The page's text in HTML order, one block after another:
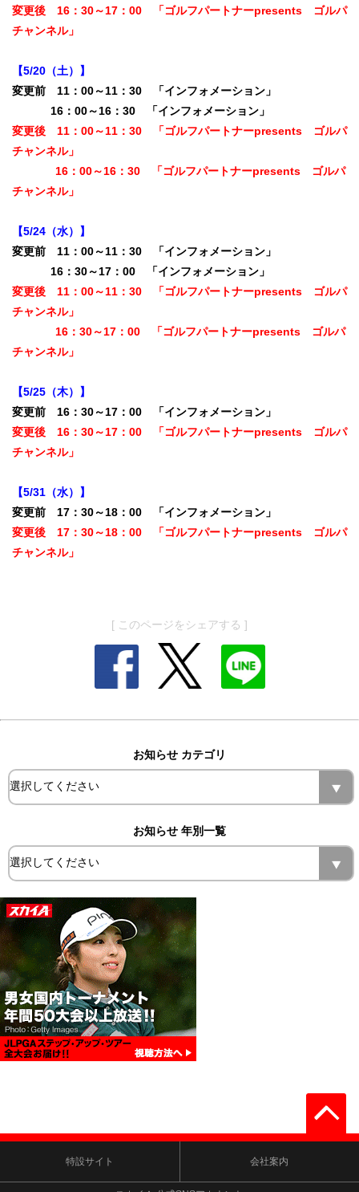
変更後 16：30～17：00 「ゴルフパートナーpresents ゴルパ
チャンネル」
【5/20（土）】
変更前 11：00～11：30 「インフォメーション」
16：00～16：30 「インフォメーション」
変更後 11：00～11：30 「ゴルフパートナーpresents ゴルパ
チャンネル」
16：00～16：30 「ゴルフパートナーpresents ゴルパ
チャンネル」
【5/24（水）】
変更前 11：00～11：30 「インフォメーション」
16：30～17：00 「インフォメーション」
変更後 11：00～11：30 「ゴルフパートナーpresents ゴルパ
チャンネル」
16：30～17：00 「ゴルフパートナーpresents ゴルパ
チャンネル」
【5/25（木）】
変更前 16：30～17：00 「インフォメーション」
変更後 16：30～17：00 「ゴルフパートナーpresents ゴルパ
チャンネル」
【5/31（水）】
変更前 17：30～18：00 「インフォメーション」
変更後 17：30～18：00 「ゴルフパートナーpresents ゴルパ
チャンネル」
[ このページをシェアする ]
お知らせ カテゴリ
お知らせ 年別一覧
特設サイト 会社案内